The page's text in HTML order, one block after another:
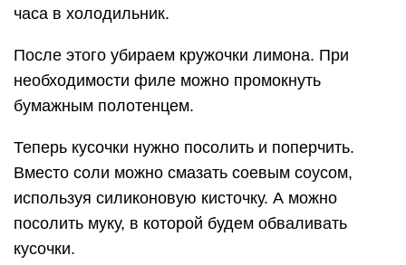
часа в холодильник.
После этого убираем кружочки лимона. При
необходимости филе можно промокнуть
бумажным полотенцем.
Теперь кусочки нужно посолить и поперчить.
Вместо соли можно смазать соевым соусом,
используя силиконовую кисточку. А можно
посолить муку, в которой будем обваливать
кусочки.